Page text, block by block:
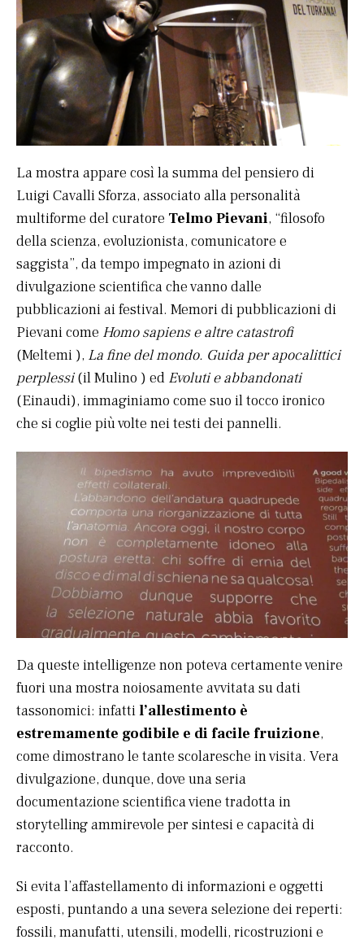
La mostra appare così la summa del pensiero di
Luigi Cavalli Sforza, associato alla personalità
multiforme del curatore Telmo Pievani, “filosofo
della scienza, evoluzionista, comunicatore e
saggista”, da tempo impegnato in azioni di
divulgazione scientifica che vanno dalle
pubblicazioni ai festival. Memori di pubblicazioni di
Pievani come Homo sapiens e altre catastrofi
(Meltemi ), La fine del mondo. Guida per apocalittici
perplessi(il Mulino ) ed Evoluti e abbandonati
(Einaudi), immaginiamo come suo il tocco ironico
che si coglie più volte nei testi dei pannelli.
Da queste intelligenze non poteva certamente venire
fuori una mostra noiosamente avvitata su dati
tassonomici: infattil’allestimento è
estremamente godibile e di facile fruizione,
come dimostrano le tante scolaresche in visita. Vera
divulgazione, dunque, dove una seria
documentazione scientifica viene tradotta in
storytelling ammirevole per sintesi e capacità di
racconto.
Si evita l’affastellamento di informazioni e oggetti
esposti, puntando a una severa selezione dei reperti:
fossili, manufatti, utensili, modelli, ricostruzioni e